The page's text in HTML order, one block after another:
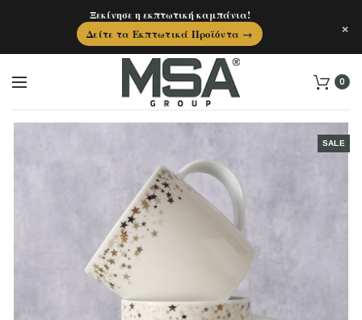
0
SALE
Ξεκίνησε η εκπτωτική καμπάνια!
Δείτε τα Εκπτωτικά Προϊόντα →
×